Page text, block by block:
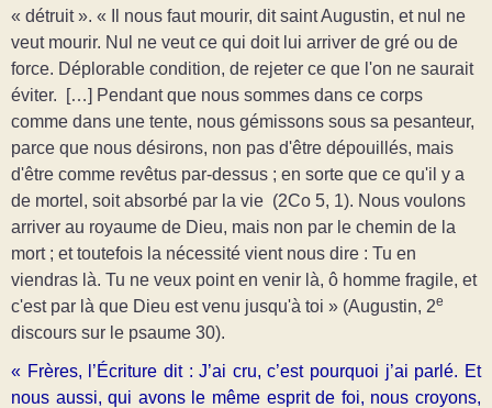
« détruit ». « Il nous faut mourir, dit saint Augustin, et nul ne
veut mourir. Nul ne veut ce qui doit lui arriver de gré ou de
force. Déplorable condition, de rejeter ce que l'on ne saurait
éviter. […] Pendant que nous sommes dans ce corps
comme dans une tente, nous gémissons sous sa pesanteur,
parce que nous désirons, non pas d'être dépouillés, mais
d'être comme revêtus par-dessus ; en sorte que ce qu'il y a
de mortel, soit absorbé par la vie (2Co 5, 1). Nous voulons
arriver au royaume de Dieu, mais non par le chemin de la
mort ; et toutefois la nécessité vient nous dire : Tu en
viendras là. Tu ne veux point en venir là, ô homme fragile, et
c'est par là que Dieu est venu jusqu'à toi » (Augustin, 2e
discours sur le psaume 30).
« Frères, l’Écriture dit : J’ai cru, c’est pourquoi j’ai parlé. Et
nous aussi, qui avons le même esprit de foi, nous croyons,